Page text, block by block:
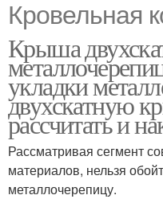
Кровельная
Крыша
укладки
двухскатную
рассчитать и
Рассматривая сегмент
материалов, нельзя
металлочерепицу.